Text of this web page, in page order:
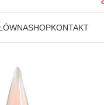
SHOPKONTAKT